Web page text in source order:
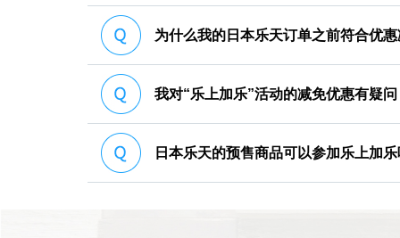
为什么我的日本乐天订单之前符合优
我对“乐上加乐”活动的减免优惠有疑
日本乐天的预售商品可以参加乐上加